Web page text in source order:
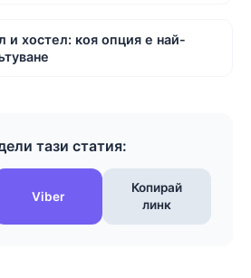
и хостел: коя опция е най-
тази статия:
Viber
Копирай
линк